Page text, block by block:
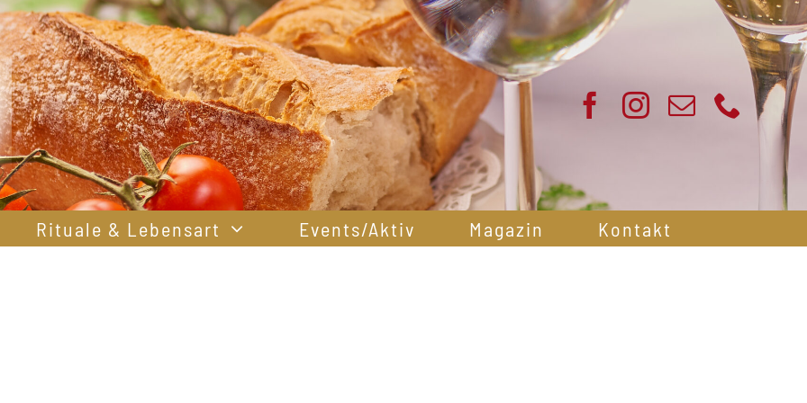
Rituale & Lebensart Events/Aktiv Magazin Kontakt